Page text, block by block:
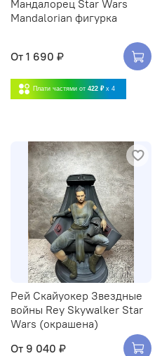
Мандалорец Star Wars
Mandalorian фигурка
От 1 690 ₽
Плати частями от 422 ₽ x 4
Рей Скайуокер Звездные
войны Rey Skywalker Star
Wars (окрашена)
От 9 040 ₽